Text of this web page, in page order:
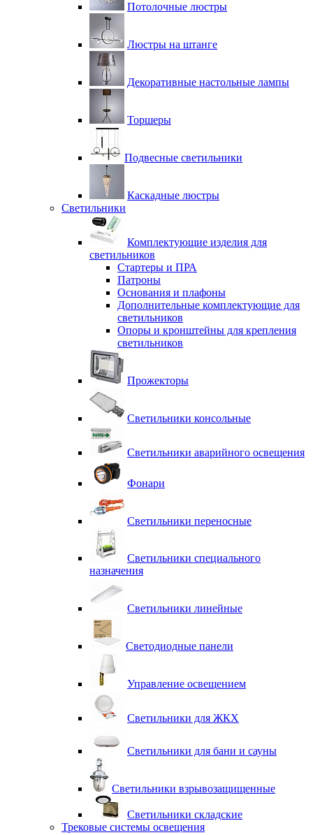
Потолочные люстры
Люстры на штанге
Декоративные настольные лампы
Торшеры
Подвесные светильники
Каскадные люстры
Светильники
Комплектующие изделия для
светильников
Стартеры и ПРА
Патроны
Основания и плафоны
Дополнительные комплектующие для
светильников
Опоры и кронштейны для крепления
светильников
Прожекторы
Светильники консольные
Светильники аварийного освещения
Фонари
Светильники переносные
Светильники специального
назначения
Светильники линейные
Светодиодные панели
Управление освещением
Светильники для ЖКХ
Светильники для бани и сауны
Светильники взрывозащищенные
Светильники складские
Трековые системы освещения